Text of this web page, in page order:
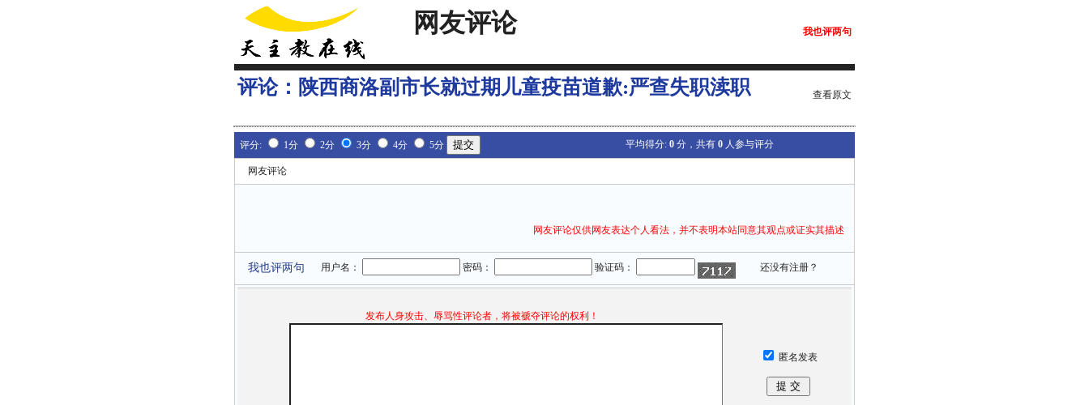
网友评论 我也评两句
评论： 陕西商洛副市长就过期儿童疫苗道歉:严查失职渎职 查看原文
评分: 1分 2分 3分 4分 5分 平均得分: 0 分，共有 0 人参与评分
网友评论
网友评论仅供网友表达个人看法，并不表明本站同意其观点或证实其描述
我也评两句 用户名： 密码： 验证码： 还没有注册？
发布人身攻击、辱骂性评论者，将被褫夺评论的权利！
匿名发表